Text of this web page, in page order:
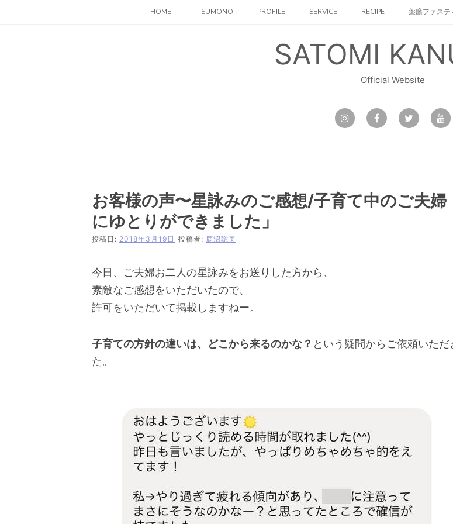
HOME ITSUMONO PROFILE SERVICE RECIPE 薬膳ファステ
SATOMI
Official Website
お客様の声〜星詠みのご感想/子育て中のご夫婦
にゆとりができました」
投稿日: 2018年3月19日 投稿者: 鹿沼聡美
今日、ご夫婦お二人の星詠みをお送りした方から、
素敵なご感想をいただいたので、
許可をいただいて掲載しますねー。
子育ての方針の違いは、どこから来るのかな？ という疑問からご依頼いただ
た。